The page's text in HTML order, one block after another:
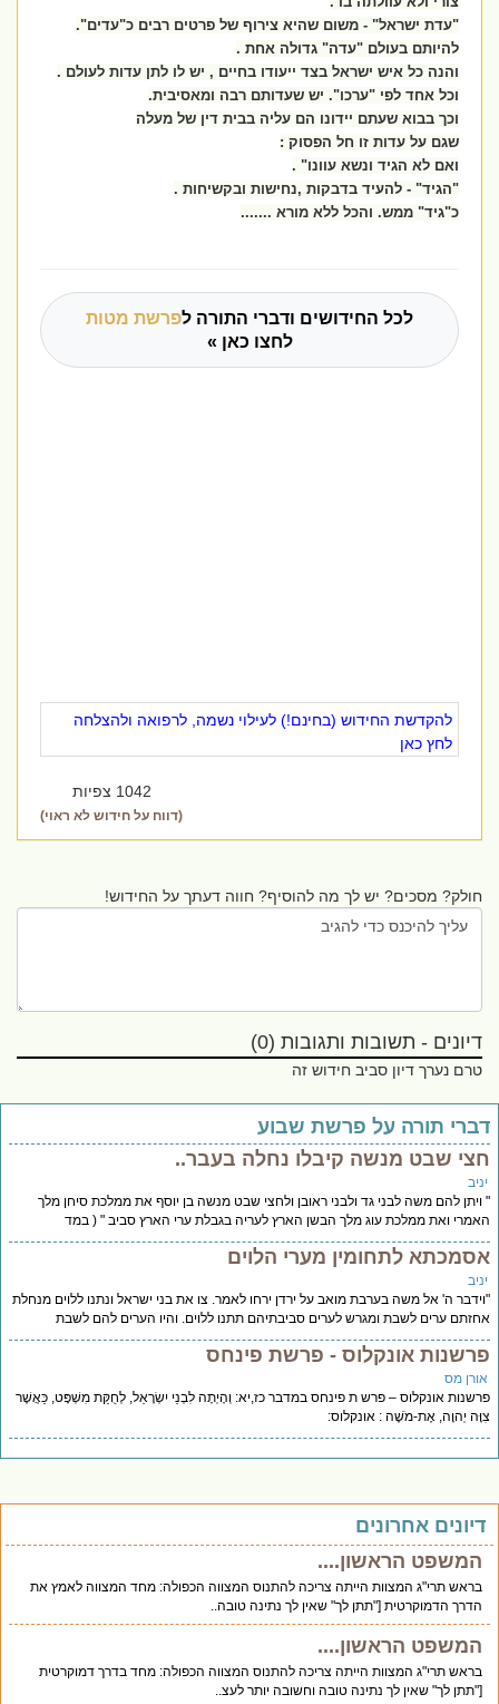
"עדת ישראל" - משום שהיא צירוף של פרטים רבים כ"עדים".
להיותם בעולם "עדה" גדולה אחת .
והנה כל איש ישראל בצד ייעודו בחיים , יש לו לתן עדות לעולם .
וכל אחד לפי "ערכו". יש שעדותם רבה ומאסיבית.
וכך בבוא שעתם יידונו הם עליה בבית דין של מעלה
שגם על עדות זו חל הפסוק :
ואם לא הגיד ונשא עוונו" .
"הגיד" - להעיד בדבקות ,נחישות ובקשיחות .
כ"גיד" ממש. והכל ללא מורא .......
לכל החידושים ודברי התורה לפרשת מטות
לחצו כאן »
להקדשת החידוש (בחינם!) לעילוי נשמה, לרפואה ולהצלחה
לחץ כאן
1042 צפיות
(דווח על חידוש לא ראוי)
חולק? מסכים? יש לך מה להוסיף? חווה דעתך על החידוש!
דיונים - תשובות ותגובות (0)
טרם נערך דיון סביב חידוש זה
תורה על פרשת שבוע
שבט מנשה קיבלו נחלה בעבר..
להם משה לבני גד ולבני ראובן ולחצי שבט מנשה בן יוסף את ממלכת סיחן מלך
ואת ממלכת עוג מלך הבשן הארץ לעריה בגבלת ערי הארץ סביב " ( במד
לתחומין מערי הלוים
ה' אל משה בערבת מואב על ירדן ירחו לאמר. צו את בני ישראל ונתנו ללוים מנחלת
ערים לשבת ומגרש לערים סביבתיהם תתנו ללוים. והיו הערים להם לשבת
אונקלוס - פרשת פינחס
מס
אונקלוס – פרש ת פינחס במדבר כז,יא: וְהָיְתָה לִבְנֵי יִשְׂרָאֵל, לְחֻקַּת מִשְׁפָּט, כַּאֲשֶׁר
יְהוָה, אֶת-מֹשֶׁה : אונקלוס:
אחרונים
המשפט הראשון....
בראש תרי"ג המצוות הייתה צריכה להתנוס המצווה הכפולה: מחד המצווה לאמץ את
הדרך הדמוקרטית ["תתן לך" שאין לך נתינה טובה..
המשפט הראשון....
בראש תרי"ג המצוות הייתה צריכה להתנוס המצווה הכפולה: מחד בדרך דמוקרטית
["תתן לך" שאין לך נתינה טובה וחשובה יותר לעצ..